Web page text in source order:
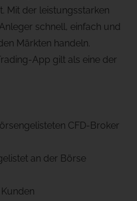
Mit der leistungsstarken
schnell, einfach und
Märkten handeln.
App gilt als eine der
CFD-Broker
an der Börse